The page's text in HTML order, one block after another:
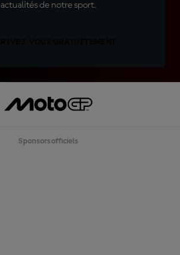
actualités de notre sport.
Sponsors officiels